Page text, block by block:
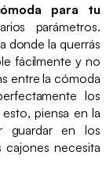
para tu
parámetros.
donde la querrás
fácilmente y no
entre la cómoda
los
piensa en la
guardar en los
necesita